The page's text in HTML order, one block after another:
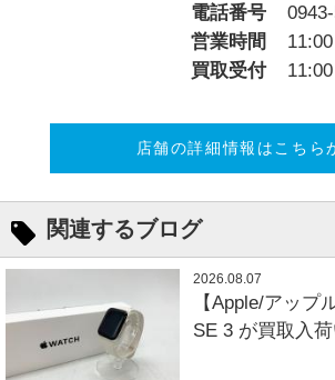
電話番号
営業時間
買取受付
店舗の詳細情報はこちら
関連するブログ
2026.08.07
【Apple/アップ
SE 3 が買取入